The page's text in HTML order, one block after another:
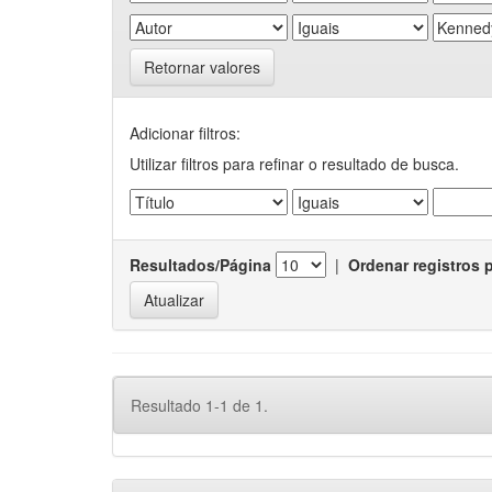
Retornar valores
Adicionar filtros:
Utilizar filtros para refinar o resultado de busca.
Resultados/Página | Ordenar registros
Resultado 1-1 de 1.